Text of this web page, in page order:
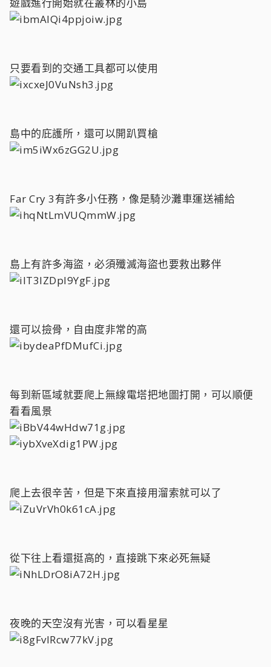
只要看到的交通工具都可以使用
島中的庇護所，還可以開趴買槍
Far Cry 3有許多小任務，像是騎沙灘車運送補給
島上有許多海盜，必須殲滅海盜也要救出夥伴
還可以撿骨，自由度非常的高
每到新區域就要爬上無線電塔把地圖打開，可以順便
看看風景
爬上去很辛苦，但是下來直接用溜索就可以了
從下往上看還挺高的，直接跳下來必死無疑
夜晚的天空沒有光害，可以看星星